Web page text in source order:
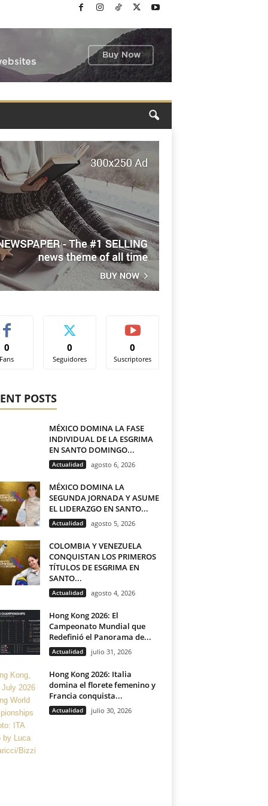
0
Fans
0
Seguidores
0
Suscriptores
POSTS
MÉXICO DOMINA LA FASE
INDIVIDUAL DE LA ESGRIMA
EN SANTO DOMINGO...
Actualidad agosto 6, 2026
MÉXICO DOMINA LA
SEGUNDA JORNADA Y ASUME
EL LIDERAZGO EN SANTO...
Actualidad agosto 5, 2026
COLOMBIA Y VENEZUELA
CONQUISTAN LOS PRIMEROS
TÍTULOS DE ESGRIMA EN
SANTO...
Actualidad agosto 4, 2026
Hong Kong 2026: El
Campeonato Mundial que
Redefinió el Panorama de...
Actualidad julio 31, 2026
Hong Kong 2026: Italia
domina el florete femenino y
Francia conquista...
Actualidad julio 30, 2026